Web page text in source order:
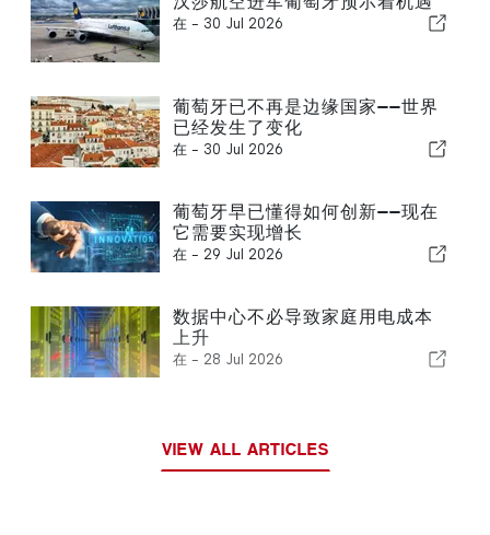
在 - 30 Jul 2026
葡萄牙已不再是边缘国家——世界
已经发生了变化
在 - 30 Jul 2026
葡萄牙早已懂得如何创新——现在
它需要实现增长
在 - 29 Jul 2026
数据中心不必导致家庭用电成本
上升
在 - 28 Jul 2026
VIEW ALL ARTICLES